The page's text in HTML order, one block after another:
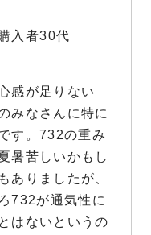
入者30代
感が足りない
みなさんに特に
す。732の重み
暑苦しいかもし
ありましたが、
732が通気性に
はないというの